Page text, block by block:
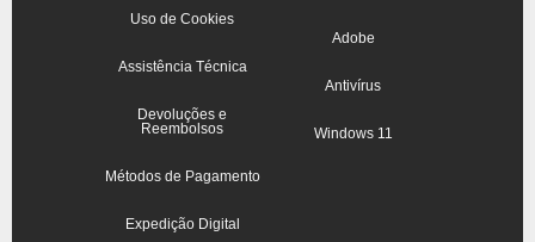
Uso de Cookies
Assistência Técnica
Devoluções e
Reembolsos
Métodos de Pagamento
Expedição Digital
Adobe
Antivírus
Windows 11